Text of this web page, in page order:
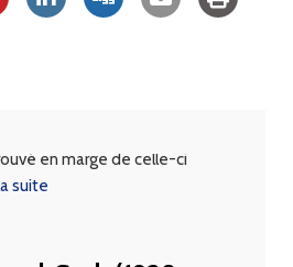
survie du
en marge de celle-ci
suite